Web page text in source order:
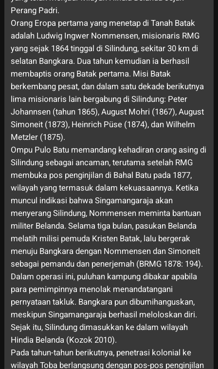
Perang Padri.
Orang Eropa pertama yang menetap di Tanah Batak
adalah Ludwig Ingwer Nommensen, misionaris RMG
yang sejak 1864 tinggal di Silindung, sekitar 30 km di
selatan Bangkara. Dua tahun kemudian ia berhasil
membaptis orang Batak pertama. Misi Batak
berkembang pesat, dan dalam satu dekade berikutnya
lima misionaris lain bergabung di Silindung: Peter
Johannsen (tahun 1865), August Mohri (1867), August
Simoneit (1873), Heinrich Püse (1874), dan Wilhelm
Metzler (1875).
Ompu Pulo Batu memandang kehadiran orang asing di
Silindung sebagai ancaman, terutama setelah RMG
membuka pos penginjilan di Bahal Batu pada 1877,
wilayah yang termasuk dalam kekuasaannya. Ketika
muncul indikasi bahwa Singamangaraja akan
menyerang Silindung, Nommensen meminta bantuan
militer Belanda. Selama tiga bulan, pasukan Belanda
melatih milisi pemuda Kristen Batak, lalu bergerak
menuju Bangkara dengan Nommensen dan Simoneit
sebagai pemandu dan penerjemah (BRMG 1878: 194).
Dalam operasi ini, puluhan kampung dibakar apabila
para pemimpinnya menolak menandatangani
pernyataan takluk. Bangkara pun dibumihanguskan,
meskipun Singamangaraja berhasil meloloskan diri.
Sejak itu, Silindung dimasukkan ke dalam wilayah
Hindia Belanda (Kozok 2010).
Pada tahun-tahun berikutnya, penetrasi kolonial ke
wilayah Toba berlangsung dengan pos-pos penginjilan